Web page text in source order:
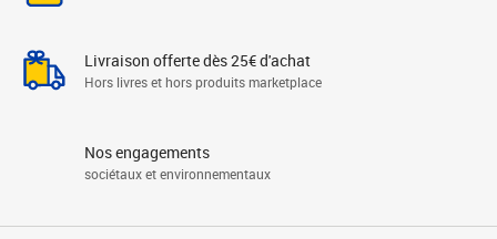
Livraison offerte dès 25€ d'achat
Hors livres et hors produits marketplace
Nos engagements
sociétaux et environnementaux